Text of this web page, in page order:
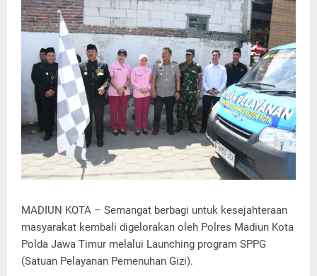
MADIUN KOTA – Semangat berbagi untuk kesejahteraan
masyarakat kembali digelorakan oleh Polres Madiun Kota
Polda Jawa Timur melalui Launching program SPPG
(Satuan Pelayanan Pemenuhan Gizi).